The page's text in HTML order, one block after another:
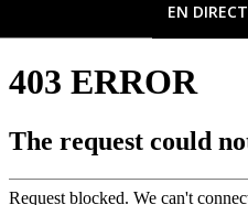
EN DIRECT